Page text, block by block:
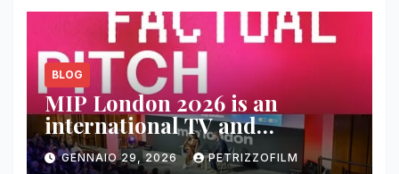
BLOG
MIP London 2026 is an
international TV and
streaming content market
GENNAIO 29, 2026 PETRIZZOFILM